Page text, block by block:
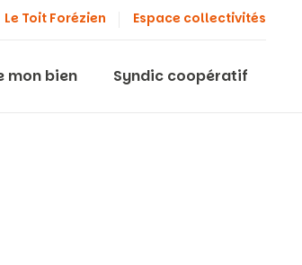
Le Toit Forézien Espace collectivités
mon bien Syndic coopératif